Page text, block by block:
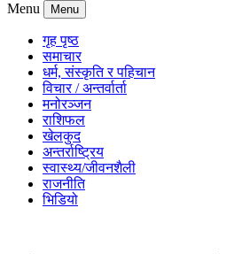
Menu Menu
गृह पृष्ठ
समाचार
धर्म, संस्कृति र पहिचान
विचार / अन्तर्वार्ता
मनोरञ्जन
राशिफल
खेलकुद
अन्तर्राष्ट्रिय
स्वास्थ्य/जीवनशैली
राजनीति
भिडियो